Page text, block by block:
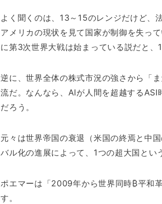
よく聞くのは、13～15のレンジだけど、
アメリカの現状を見て国家が制御を失っ
に第3次世界大戦は始まっている説だと、
逆に、世界全体の株式市況の強さから「
流だ。なんなら、AIが人間を超越する
だろう。
元々は世界帝国の衰退（米国の終焉と中
バル化の進展によって、1つの超大国とい
ポエマーは「2009年から世界同時₿平和
す。